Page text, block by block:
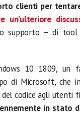
clienti per
un’ulteriore
– di tool
10 1809, un
di Microsoft, che
codice agli utenti
in stato